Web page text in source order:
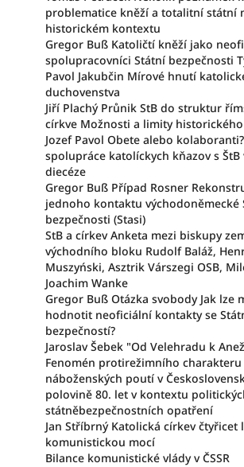
problematice kněží a totalitní státní
historickém kontextu
Gregor Buß Katoličtí kněží jako
spolupracovníci Státní bezpečnosti
Pavol Jakubčin Mírové hnutí
duchovenstva
Jiří Plachý Průnik StB do struktur
církve Možnosti a limity
Jozef Pavol Obete alebo
spolupráce katolíckych kňazov s ŠtB
diecéze
Gregor Buß Případ Rosner
jednoho kontaktu východoněmecké
bezpečnosti (Stasi)
StB a církev Anketa mezi biskupy
východního bloku Rudolf Baláž,
Muszyński, Asztrik Várszegi OSB,
Joachim Wanke
Gregor Buß Otázka svobody Jak lze
hodnotit neoficiální kontakty se
bezpečností?
Jaroslav Šebek "Od Velehradu k
Fenomén protirežimního charakteru
náboženských poutí v
polovině 80. let v kontextu
státněbezpečnostních opatření
Jan Stříbrný Katolická církev čtyřicet
komunistickou mocí
Bilance komunistické vlády v ČSSR